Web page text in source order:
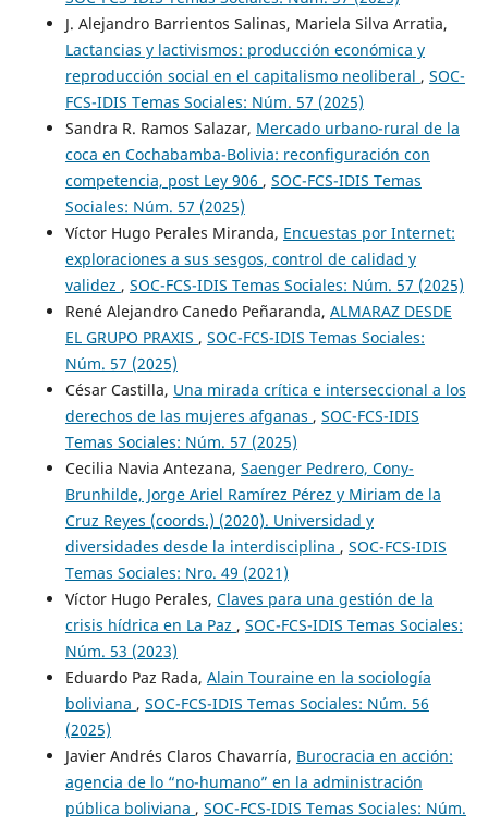
J. Alejandro Barrientos Salinas, Mariela Silva Arratia,
Lactancias y lactivismos: producción económica y
reproducción social en el capitalismo neoliberal , SOC-
FCS-IDIS Temas Sociales: Núm. 57 (2025)
Sandra R. Ramos Salazar, Mercado urbano-rural de la
coca en Cochabamba-Bolivia: reconfiguración con
competencia, post Ley 906 , SOC-FCS-IDIS Temas
Sociales: Núm. 57 (2025)
Víctor Hugo Perales Miranda, Encuestas por Internet:
exploraciones a sus sesgos, control de calidad y
validez , SOC-FCS-IDIS Temas Sociales: Núm. 57 (2025)
René Alejandro Canedo Peñaranda, ALMARAZ DESDE
EL GRUPO PRAXIS , SOC-FCS-IDIS Temas Sociales:
Núm. 57 (2025)
César Castilla, Una mirada crítica e interseccional a los
derechos de las mujeres afganas , SOC-FCS-IDIS
Temas Sociales: Núm. 57 (2025)
Cecilia Navia Antezana, Saenger Pedrero, Cony-
Brunhilde, Jorge Ariel Ramírez Pérez y Miriam de la
Cruz Reyes (coords.) (2020). Universidad y
diversidades desde la interdisciplina , SOC-FCS-IDIS
Temas Sociales: Nro. 49 (2021)
Víctor Hugo Perales, Claves para una gestión de la
crisis hídrica en La Paz , SOC-FCS-IDIS Temas Sociales:
Núm. 53 (2023)
Eduardo Paz Rada, Alain Touraine en la sociología
boliviana , SOC-FCS-IDIS Temas Sociales: Núm. 56
(2025)
Javier Andrés Claros Chavarría, Burocracia en acción:
agencia de lo “no-humano” en la administración
pública boliviana , SOC-FCS-IDIS Temas Sociales: Núm.